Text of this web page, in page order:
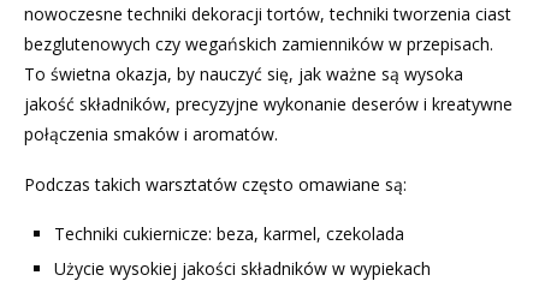
nowoczesne techniki dekoracji tortów, techniki tworzenia ciast
bezglutenowych czy wegańskich zamienników w przepisach.
To świetna okazja, by nauczyć się, jak ważne są wysoka
jakość składników, precyzyjne wykonanie deserów i kreatywne
połączenia smaków i aromatów.
Podczas takich warsztatów często omawiane są:
Techniki cukiernicze: beza, karmel, czekolada
Użycie wysokiej jakości składników w wypiekach